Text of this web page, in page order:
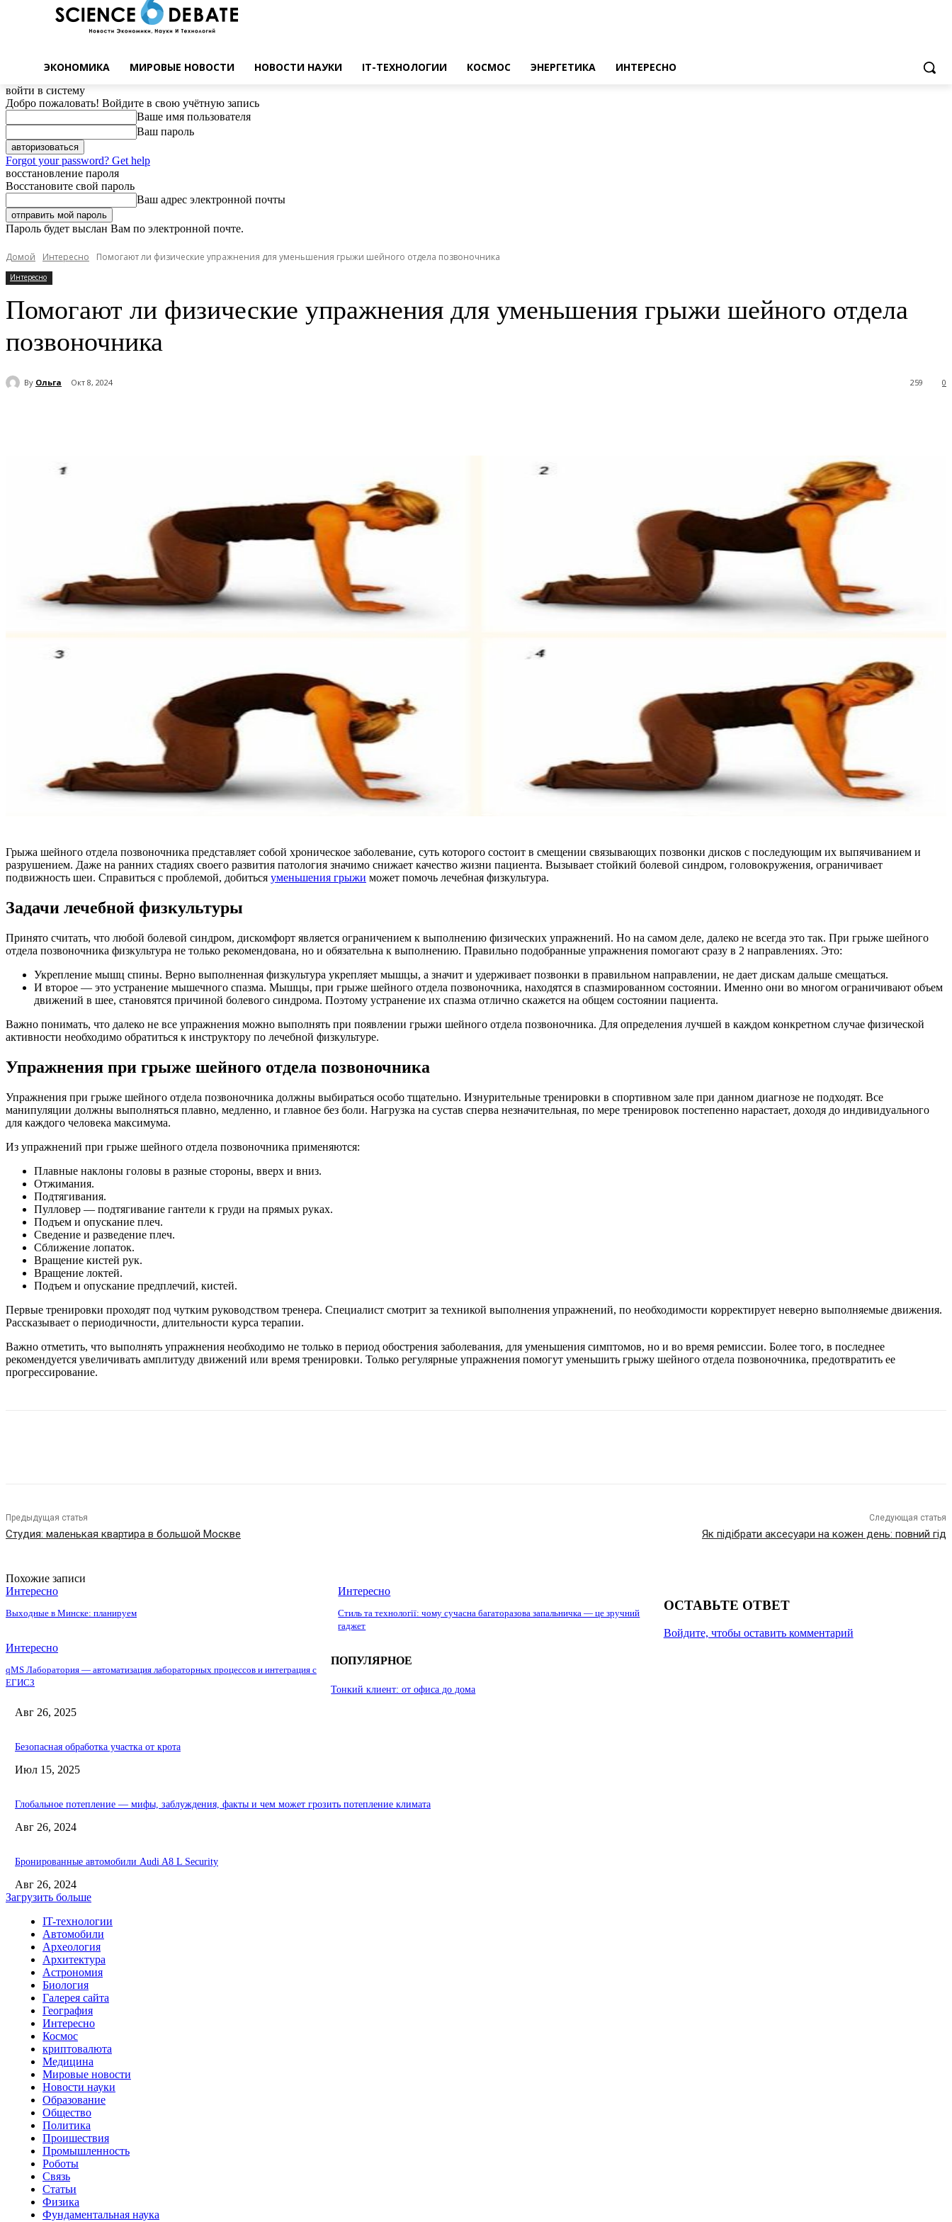
ЭКОНОМИКА МИРОВЫЕ НОВОСТИ НОВОСТИ НАУКИ IT-ТЕХНОЛОГИИ КОСМОС ЭНЕРГЕТИКА ИНТЕРЕСНО
войти в систему
Добро пожаловать! Войдите в свою учётную запись
Ваше имя пользователя
Ваш пароль
Forgot your password? Get help
восстановление пароля
Восстановите свой пароль
Ваш адрес электронной почты
Пароль будет выслан Вам по электронной почте.
Домой Интересно Помогают ли физические упражнения для уменьшения грыжи шейного отдела позвоночника
Интересно
Помогают ли физические упражнения для уменьшения грыжи шейного отдела
позвоночника
By Ольга Окт 8, 2024 0
259
Грыжа шейного отдела позвоночника представляет собой хроническое заболевание, суть которого состоит в смещении связывающих позвонки дисков с последующим их выпячиванием и
разрушением. Даже на ранних стадиях своего развития патология значимо снижает качество жизни пациента. Вызывает стойкий болевой синдром, головокружения, ограничивает
подвижность шеи. Справиться с проблемой, добиться уменьшения грыжи может помочь лечебная физкультура.
Задачи лечебной физкультуры
Принято считать, что любой болевой синдром, дискомфорт является ограничением к выполнению физических упражнений. Но на самом деле, далеко не всегда это так. При грыже шейного
отдела позвоночника физкультура не только рекомендована, но и обязательна к выполнению. Правильно подобранные упражнения помогают сразу в 2 направлениях. Это:
Укрепление мышц спины. Верно выполненная физкультура укрепляет мышцы, а значит и удерживает позвонки в правильном направлении, не дает дискам дальше смещаться.
И второе — это устранение мышечного спазма. Мышцы, при грыже шейного отдела позвоночника, находятся в спазмированном состоянии. Именно они во многом ограничивают объем
движений в шее, становятся причиной болевого синдрома. Поэтому устранение их спазма отлично скажется на общем состоянии пациента.
Важно понимать, что далеко не все упражнения можно выполнять при появлении грыжи шейного отдела позвоночника. Для определения лучшей в каждом конкретном случае физической
активности необходимо обратиться к инструктору по лечебной физкультуре.
Упражнения при грыже шейного отдела позвоночника
Упражнения при грыже шейного отдела позвоночника должны выбираться особо тщательно. Изнурительные тренировки в спортивном зале при данном диагнозе не подходят. Все
манипуляции должны выполняться плавно, медленно, и главное без боли. Нагрузка на сустав сперва незначительная, по мере тренировок постепенно нарастает, доходя до индивидуального
для каждого человека максимума.
Из упражнений при грыже шейного отдела позвоночника применяются:
Плавные наклоны головы в разные стороны, вверх и вниз.
Отжимания.
Подтягивания.
Пулловер — подтягивание гантели к груди на прямых руках.
Подъем и опускание плеч.
Сведение и разведение плеч.
Сближение лопаток.
Вращение кистей рук.
Вращение локтей.
Подъем и опускание предплечий, кистей.
Первые тренировки проходят под чутким руководством тренера. Специалист смотрит за техникой выполнения упражнений, по необходимости корректирует неверно выполняемые движения.
Рассказывает о периодичности, длительности курса терапии.
Важно отметить, что выполнять упражнения необходимо не только в период обострения заболевания, для уменьшения симптомов, но и во время ремиссии. Более того, в последнее
рекомендуется увеличивать амплитуду движений или время тренировки. Только регулярные упражнения помогут уменьшить грыжу шейного отдела позвоночника, предотвратить ее
прогрессирование.
Предыдущая статья
Студия: маленькая квартира в большой Москве
Следующая статья
Як підібрати аксесуари на кожен день: повний гід
Похожие записи
Интересно
Выходные в Минске: планируем
Интересно
Стиль та технології: чому сучасна багаторазова запальничка — це зручний
гаджет
Интересно
qMS Лаборатория — автоматизация лабораторных процессов и интеграция с
ЕГИСЗ
ОСТАВЬТЕ ОТВЕТ
Войдите, чтобы оставить комментарий
ПОПУЛЯРНОЕ
Тонкий клиент: от офиса до дома
Авг 26, 2025
Безопасная обработка участка от крота
Июл 15, 2025
Глобальное потепление — мифы, заблуждения, факты и чем может грозить потепление климата
Авг 26, 2024
Бронированные автомобили Audi A8 L Security
Авг 26, 2024
Загрузить больше
IT-технологии
Автомобили
Археология
Архитектура
Астрономия
Биология
Галерея сайта
География
Интересно
Космос
криптовалюта
Медицина
Мировые новости
Новости науки
Образование
Общество
Политика
Проишествия
Промышленность
Роботы
Связь
Статьи
Физика
Фундаментальная наука